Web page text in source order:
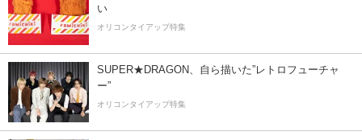
い
オリコンタイアップ特集
SUPER★DRAGON、自ら描いた”レトロフューチャ
ー”
オリコンタイアップ特集